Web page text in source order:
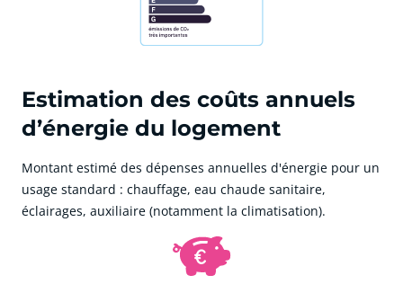
Estimation des coûts annuels
d’énergie du logement
Montant estimé des dépenses annuelles d'énergie pour un
usage standard : chauffage, eau chaude sanitaire,
éclairages, auxiliaire (notamment la climatisation).